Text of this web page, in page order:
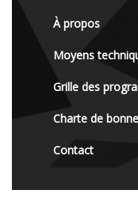
À propos
Moyens
Grille des
Charte de
Contact